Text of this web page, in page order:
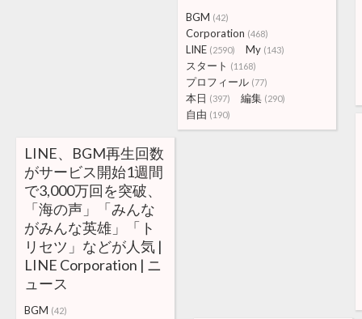
BGM (42)
Corporation (468)
LINE (2590) My (143)
スタート (1168)
プロフィール (77)
本日 (397) 編集 (290)
自由 (190)
LINE、BGM再生回数
がサービス開始1週間
で3,000万回を突破、
「海の声」「みんな
がみんな英雄」「ト
リセツ」などが人気 |
LINE Corporation | ニ
ュース
BGM (42)